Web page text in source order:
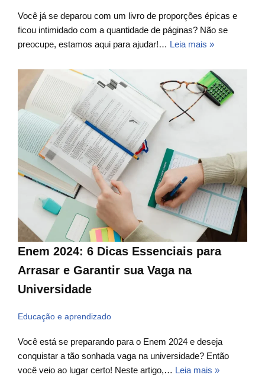
Você já se deparou com um livro de proporções épicas e
ficou intimidado com a quantidade de páginas? Não se
preocupe, estamos aqui para ajudar!… Leia mais »
Enem 2024: 6 Dicas Essenciais para
Arrasar e Garantir sua Vaga na
Universidade
Educação e aprendizado
Você está se preparando para o Enem 2024 e deseja
conquistar a tão sonhada vaga na universidade? Então
você veio ao lugar certo! Neste artigo,… Leia mais »